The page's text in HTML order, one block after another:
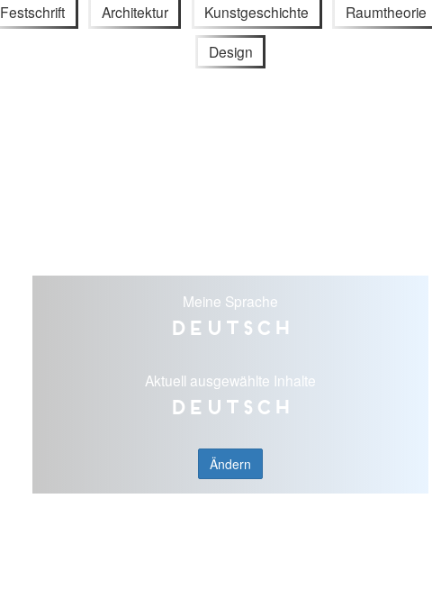
Festschrift Architektur Kunstgeschichte Raumtheorie
Design
Meine Sprache
Deutsch
Aktuell ausgewählte Inhalte
Deutsch
Ändern